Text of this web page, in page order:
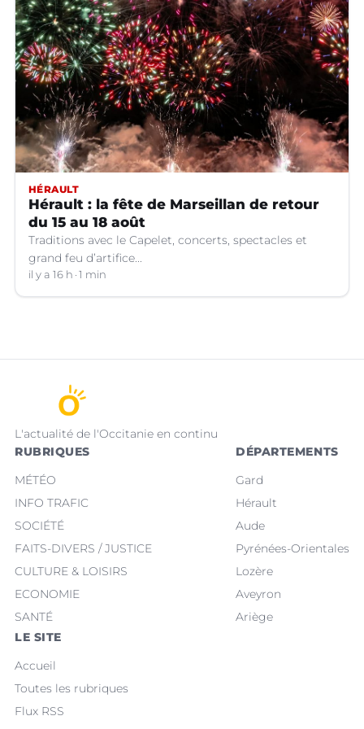
HÉRAULT
Hérault : la fête de Marseillan de retour
du 15 au 18 août
Traditions avec le Capelet, concerts, spectacles et
grand feu d’artifice...
il y a 16 h 1 min
L'actualité de l'Occitanie en continu
RUBRIQUES
MÉTÉO
INFO TRAFIC
SOCIÉTÉ
FAITS-DIVERS / JUSTICE
CULTURE & LOISIRS
ECONOMIE
SANTÉ
DÉPARTEMENTS
Gard
Hérault
Aude
Pyrénées-Orientales
Lozère
Aveyron
Ariège
LE SITE
Accueil
Toutes les rubriques
Flux RSS